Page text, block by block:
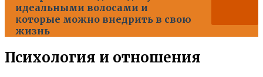
идеальными волосами и
которые можно внедрить в свою
жизнь
Психология и отношения